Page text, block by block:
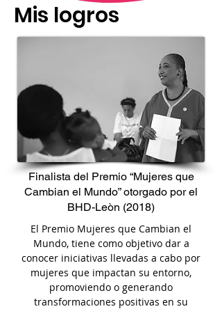
Mis logros
Finalista del Premio “Mujeres que
Cambian el Mundo” otorgado por el
BHD-Leòn (2018)
El Premio Mujeres que Cambian el
Mundo, tiene como objetivo dar a
conocer iniciativas llevadas a cabo por
mujeres que impactan su entorno,
promoviendo o generando
transformaciones positivas en su